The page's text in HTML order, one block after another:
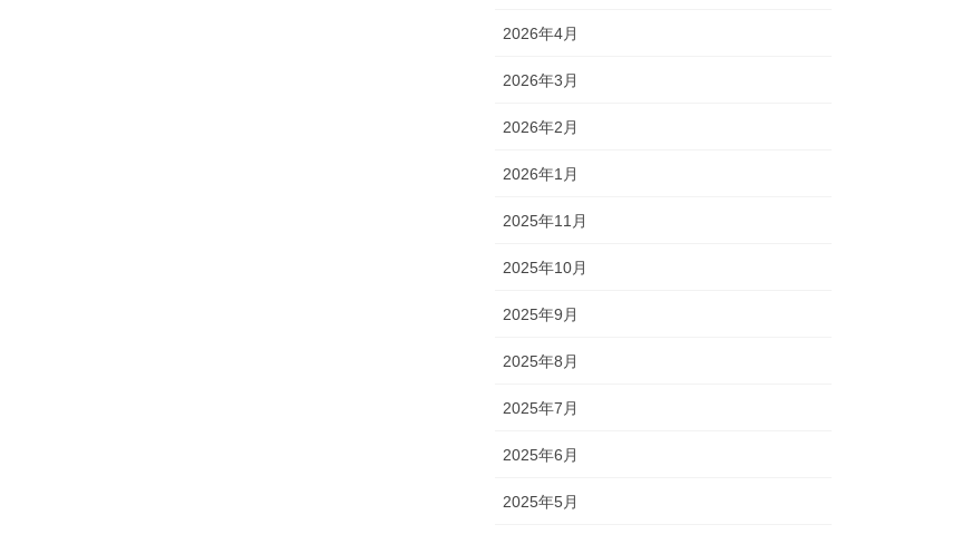
2026年4月
2026年3月
2026年2月
2026年1月
2025年11月
2025年10月
2025年9月
2025年8月
2025年7月
2025年6月
2025年5月